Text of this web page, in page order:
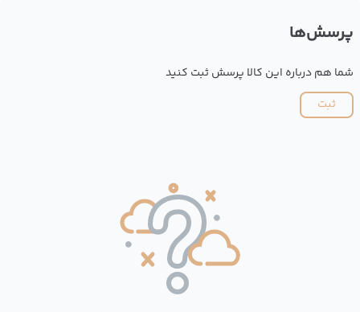
پرسش‌ها
شما هم درباره این کالا پرسش ثبت کنید
ثبت